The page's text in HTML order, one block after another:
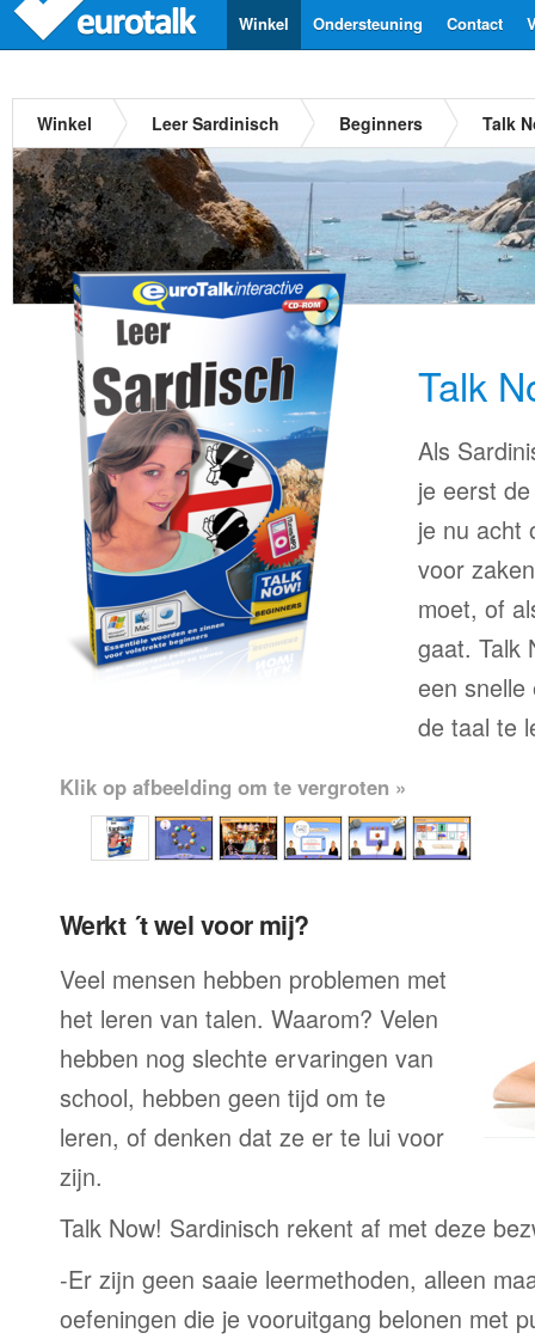
Contact
Ondersteuning
Winkel
Winkel Leer Sardinisch Beginners Talk
Talk
Als
je eerst
je nu acht
voor
moet, of
gaat. Talk
een snelle
de taal te
Klik op afbeelding om te vergroten »
Werkt ´t wel voor mij?
Veel mensen hebben problemen met
het leren van talen. Waarom? Velen
hebben nog slechte ervaringen van
school, hebben geen tijd om te
leren, of denken dat ze er te lui voor
zijn.
Talk Now! Sardinisch rekent af met deze
-Er zijn geen saaie leermethoden, alleen
oefeningen die je vooruitgang belonen met